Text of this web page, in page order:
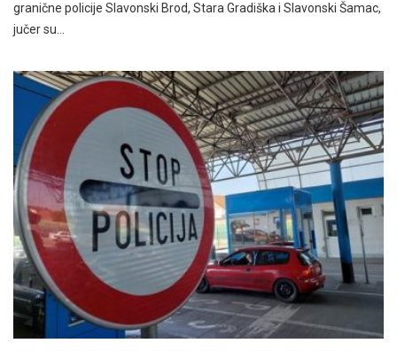
granične policije Slavonski Brod, Stara Gradiška i Slavonski Šamac,
jučer su…